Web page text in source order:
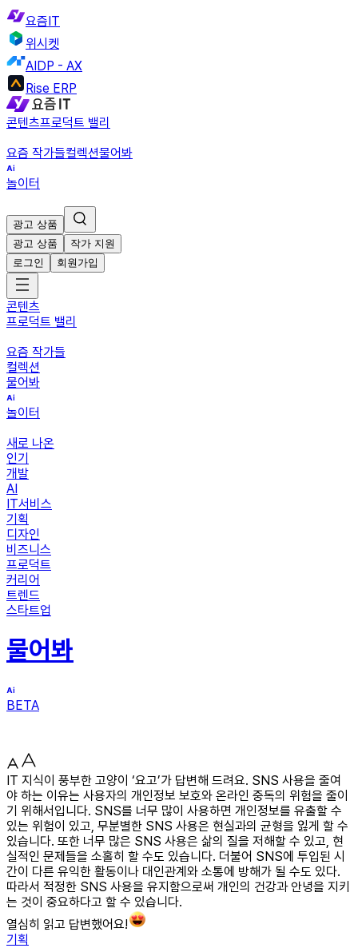
요즘IT
위시켓
AIDP - AX
Rise ERP
콘텐츠프로덕트 밸리
요즘 작가들컬렉션물어봐
놀이터
광고 상품
광고 상품
작가 지원
로그인
회원가입
콘텐츠
프로덕트 밸리
요즘 작가들
컬렉션
물어봐
놀이터
새로 나온
인기
개발
AI
IT서비스
기획
디자인
비즈니스
프로덕트
커리어
트렌드
스타트업
물어봐
BETA
IT 지식이 풍부한 고양이 ‘요고’가 답변해 드려요. SNS 사용을 줄여
야 하는 이유는 사용자의 개인정보 보호와 온라인 중독의 위험을 줄이
기 위해서입니다. SNS를 너무 많이 사용하면 개인정보를 유출할 수
있는 위험이 있고, 무분별한 SNS 사용은 현실과의 균형을 잃게 할 수
있습니다. 또한 너무 많은 SNS 사용은 삶의 질을 저해할 수 있고, 현
실적인 문제들을 소홀히 할 수도 있습니다. 더불어 SNS에 투입된 시
간이 다른 유익한 활동이나 대인관계와 소통에 방해가 될 수도 있다.
따라서 적정한 SNS 사용을 유지함으로써 개인의 건강과 안녕을 지키
는 것이 중요하다고 할 수 있습니다.
열심히 읽고 답변했어요!
기획